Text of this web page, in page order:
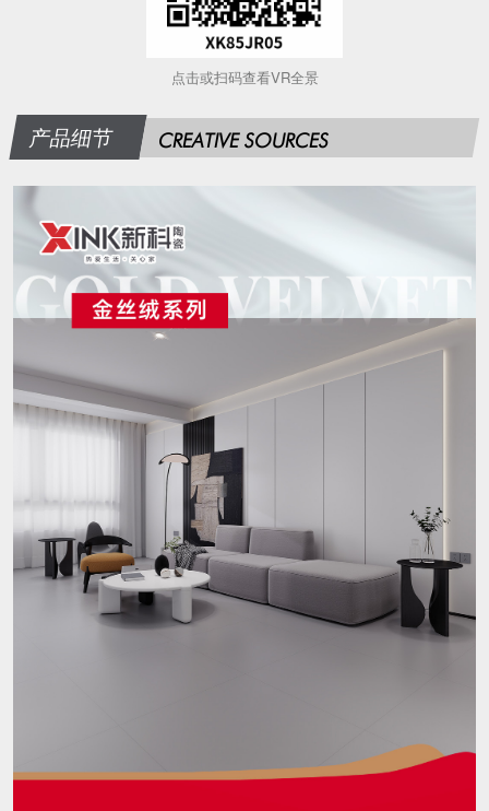
点击或扫码查看VR全景
产品细节 CREATIVE SOURCES